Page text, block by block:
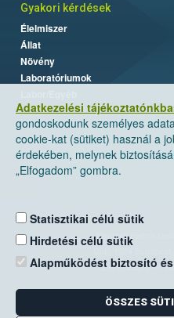
Adatkezelési
gondoskodunk személyes
cookie-kat (sütiket) használ a
érdekében, melynek
„Elfogadom” gombra.
Statisztikai célú sütik
Hirdetési célú sütik
Alapműködést biztosító
ÖSSZES
Gyakori kérdések
Élelmiszer
Állat
Növény
Laboratóriumok
Nemzeti
Levelezési cím:
E-mail: